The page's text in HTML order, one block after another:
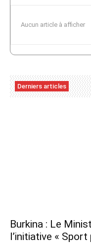
Aucun article à afficher
Derniers articles
Burkina : Le
l’initiative «